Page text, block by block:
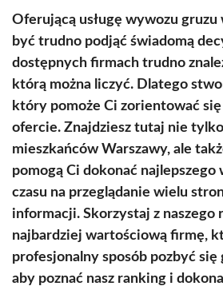
Oferującą usługę wywozu gruzu
być trudno podjąć świadomą
dostępnych firmach trudno
którą można liczyć. Dlatego
który pomoże Ci zorientować
ofercie. Znajdziesz tutaj nie
mieszkańców Warszawy, ale
pomogą Ci dokonać
czasu na przeglądanie wielu
informacji. Skorzystaj z naszego
najbardziej wartościową firmę,
profesjonalny sposób pozbyć się
aby poznać nasz ranking i